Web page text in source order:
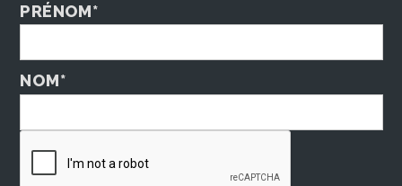
PRÉNOM*
NOM*